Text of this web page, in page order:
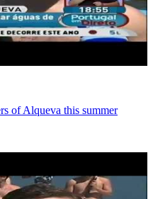
of Alqueva this summer